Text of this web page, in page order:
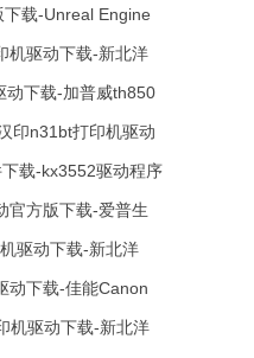
V1.0 官方版下载
载-Unreal Engine
机驱动下载-新北洋
v1.01官方版下载
动下载-加普威th850
方版下载
印n31bt打印机驱动
载-kx3552驱动程序
方版下载
官方版下载-爱普生
中文版下载
驱动下载-新北洋
官方版下载
动下载-佳能Canon
驱动电脑版下载
机驱动下载-新北洋